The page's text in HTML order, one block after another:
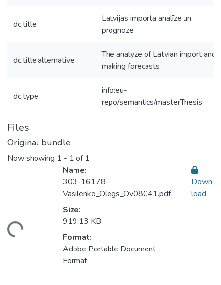
dc.title
Latvijas importa analīze un
prognoze
dc.title.alternative
The analyze of Latvian import and
making forecasts
dc.type
info:eu-
repo/semantics/masterThesis
Files
Original bundle
Now showing 1 - 1 of 1
Name:
303-16178-
Vasilenko_Olegs_Ov08041.pdf
Size:
919.13 KB
Format:
Adobe Portable Document
Format
Down
load